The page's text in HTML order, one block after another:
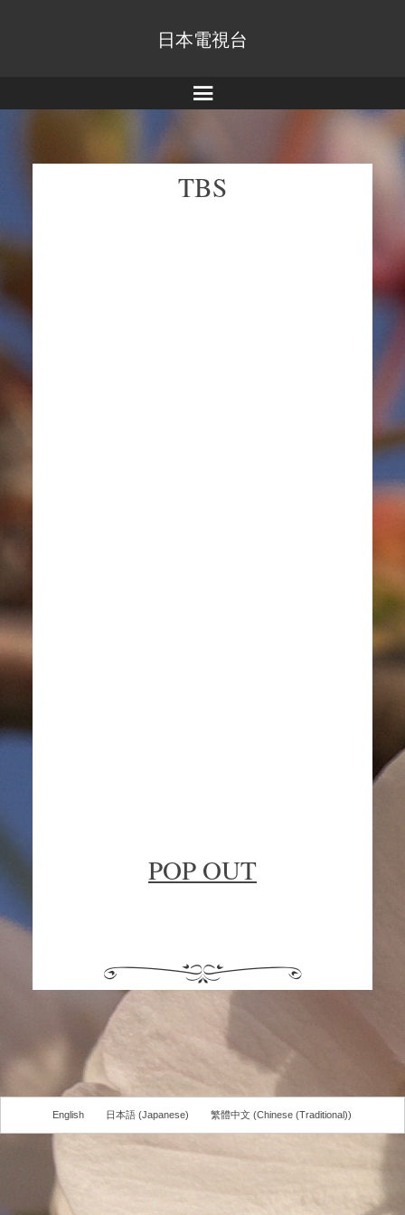
日本電視台
Menu
TBS
POP OUT
English 日本語 (Japanese) 繁體中文 (Chinese (Traditional))